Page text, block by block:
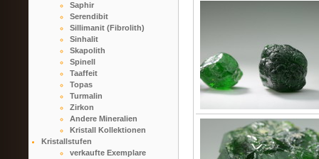
Saphir
Serendibit
Sillimanit (Fibrolith)
Sinhalit
Skapolith
Spinell
Taaffeit
Topas
Turmalin
Zirkon
Andere Mineralien
Kristall Kollektionen
Kristallstufen
verkaufte Exemplare